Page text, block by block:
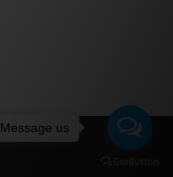
Message us